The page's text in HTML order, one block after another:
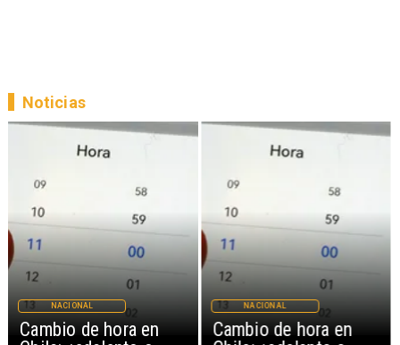
Cambio de hora en
NACIONAL
Cambio de hora en
NACIONAL
Noticias